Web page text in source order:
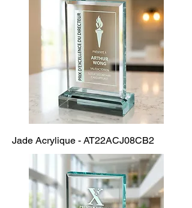
Jade Acrylique - AT22ACJ08CB2